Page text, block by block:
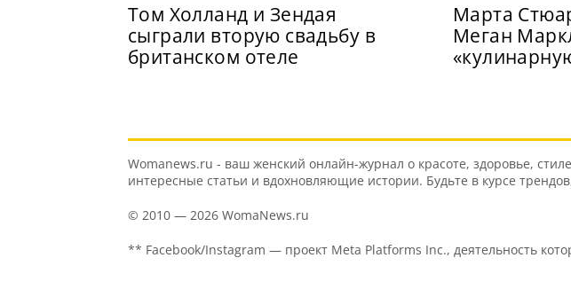
Том Холланд и Зендая
сыграли вторую свадьбу в
британском отеле
Марта
Меган
Womanews.ru - ваш женский онлайн-журнал о красоте, здоровье,
интересные статьи и вдохновляющие истории. Будьте в курсе
© 2010 — 2026 WomaNews.ru
** Facebook/Instagram — проект Meta Platforms Inc., деятельность